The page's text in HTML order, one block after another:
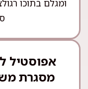
ומגלם בתוכו
אפוסטיל
מסגרת